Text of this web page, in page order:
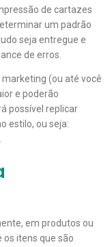
de cartazes
um padrão
seja entregue e
de erros.
marketing (ou até você
e poderão
possível replicar
estilo, ou seja:
em produtos ou
os itens que são